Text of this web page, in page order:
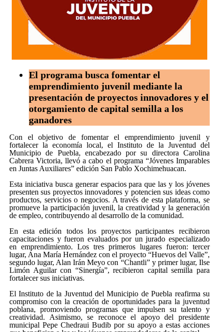
El programa busca fomentar el
emprendimiento juvenil mediante la
presentación de proyectos innovadores y el
otorgamiento de capital semilla a los
ganadores
Con el objetivo de fomentar el emprendimiento juvenil y
fortalecer la economía local, el Instituto de la Juventud del
Municipio de Puebla, encabezado por su directora Carolina
Cabrera Victoria, llevó a cabo el programa “Jóvenes Imparables
en Juntas Auxiliares” edición San Pablo Xochimehuacan.
Esta iniciativa busca generar espacios para que las y los jóvenes
presenten sus proyectos innovadores y potencien sus ideas como
productos, servicios o negocios. A través de esta plataforma, se
promueve la participación juvenil, la creatividad y la generación
de empleo, contribuyendo al desarrollo de la comunidad.
En esta edición todos los proyectos participantes recibieron
capacitaciones y fueron evaluados por un jurado especializado
en emprendimiento. Los tres primeros lugares fueron: tercer
lugar, Ana María Hernández con el proyecto “Huevos del Valle”,
segundo lugar, Alan Irán Meyo con “Chantli” y primer lugar, Ilse
Limón Aguilar con “Sinergía”, recibieron capital semilla para
fortalecer sus iniciativas.
El Instituto de la Juventud del Municipio de Puebla reafirma su
compromiso con la creación de oportunidades para la juventud
poblana, promoviendo programas que impulsen su talento y
creatividad. Asimismo, se reconoce el apoyo del presidente
municipal Pepe Chedraui Budib por su apoyo a estas acciones